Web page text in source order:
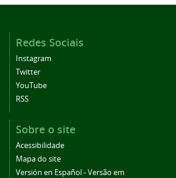
Redes Sociais
Instagram
Twitter
YouTube
RSS
Sobre o site
Acessibilidade
Mapa do site
Versión en Español - Versão em